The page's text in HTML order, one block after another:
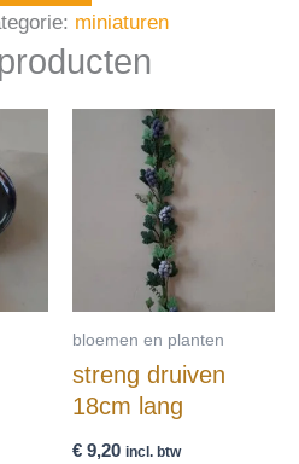
miniaturen
bloemen en planten
streng druiven
18cm lang
€9,20 incl. btw